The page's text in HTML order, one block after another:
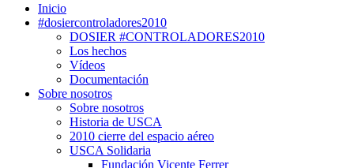
Inicio
#dosiercontroladores2010
DOSIER #CONTROLADORES2010
Los hechos
Vídeos
Documentación
Sobre nosotros
Sobre nosotros
Historia de USCA
2010 cierre del espacio aéreo
USCA Solidaria
Fundación Vicente Ferrer